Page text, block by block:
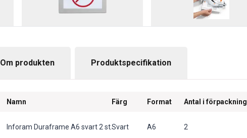
Om produkten Produktspecifikation
Namn Färg Format Antal i förpackning
Inforam Duraframe A6 svart 2 st/fpSvart A6 2